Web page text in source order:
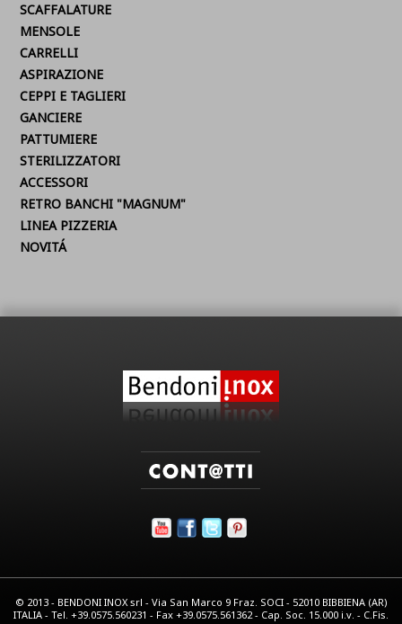
SCAFFALATURE
MENSOLE
CARRELLI
ASPIRAZIONE
CEPPI E TAGLIERI
GANCIERE
PATTUMIERE
STERILIZZATORI
ACCESSORI
RETRO BANCHI "MAGNUM"
LINEA PIZZERIA
NOVITÁ
© 2013 - BENDONI INOX srl - Via San Marco 9 Fraz. SOCI - 52010 BIBBIENA (AR)
ITALIA - Tel. +39.0575.560231 - Fax +39.0575.561362 - Cap. Soc. 15.000 i.v. - C.Fis.